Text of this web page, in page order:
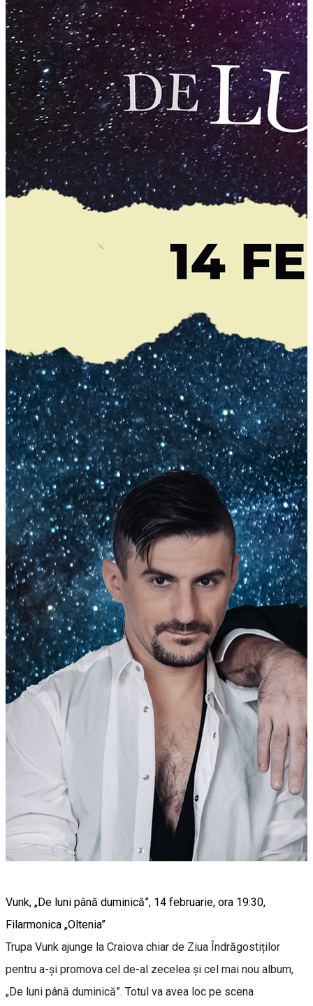
Vunk, „De luni până duminică”, 14 februarie, ora 19:30,
Filarmonica „Oltenia”
Trupa Vunk ajunge la Craiova chiar de Ziua Îndrăgostiților
pentru a-și promova cel de-al zecelea și cel mai nou album,
„De luni până duminică”. Totul va avea loc pe scena